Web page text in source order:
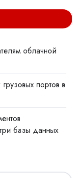
облачной
портов в
базы данных